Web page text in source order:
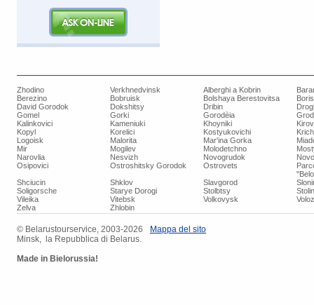
Zhodino Verkhnedvinsk Alberghi a Kobrin
Berezino
Bobruisk Bolshaya Berestovitsa
David Gorodok
Dokshitsy Dribin
Gomel
Gorki Gorodèia
Kalinkovici
Kameniuki Khoyniki
Kopyl
Korelici Kostyukovichi
Logoisk
Malorita Mar'ina Gorka
Mir
Mogilev Molodetchno
Narovlia
Nesvizh Novogrudok
Osipovici
Ostroshitsky Gorodok Ostrovets
Shciucin
Shklov Slavgorod
Soligorsche
Starye Dorogi Stolbtsy
Stolin
Vileika
Vitebsk Volkovysk
Zelva
Zhlobin
© ​Belarustourservice, 2003-2026
Minsk, la Repubblica di Belarus.
Made in Bielorussia!
​Mappa del sito